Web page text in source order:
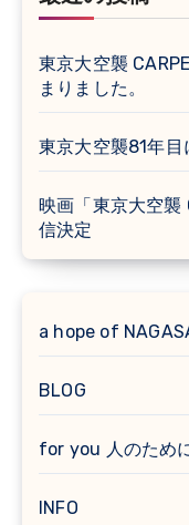
東京大空襲
まりました。
東京大空襲81年
映画「東京大空襲
信決定
a hope of
BLOG
for you 人のため
INFO